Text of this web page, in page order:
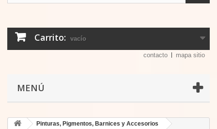
Carrito: vacío
contacto mapa sitio
MENÚ
Pinturas, Pigmentos, Barnices y Accesorios